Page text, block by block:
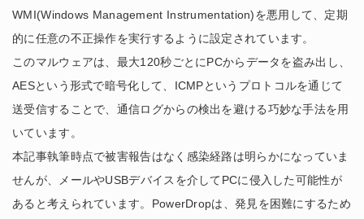
WMI(Windows Management Instrumentation)を悪用して、定期
的に任意の不正操作を実行するように設定されています。
このマルウェアは、最大120秒ごとにPCからデータを盗み出し、
AESという形式で暗号化して、ICMPというプロトコルを通じて
送受信することで、通信ログからの検出を避ける巧妙な手法を用
いています。
本記事執筆時点で被害報告はなく感染経路は明らかになっていま
せんが、メールやUSBデバイスを介してPCに侵入した可能性が
あると考えられています。PowerDropは、発見を困難にするため